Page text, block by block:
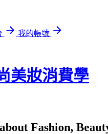
我的帳號
美妝消費學
Fashion,